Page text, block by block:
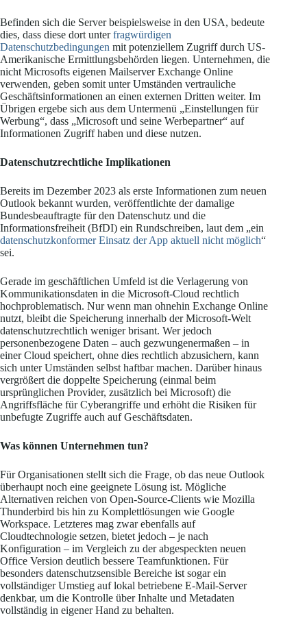
Befinden sich die Server beispielsweise in den USA, bedeute
dies, dass diese dort unterfragwürdigen
Datenschutzbedingungen mit potenziellem Zugriff durch US-
Amerikanische Ermittlungsbehörden liegen. Unternehmen, die
nicht Microsofts eigenen Mailserver Exchange Online
verwenden, geben somit unter Umständen vertrauliche
Geschäftsinformationen an einen externen Dritten weiter. Im
Übrigen ergebe sich aus dem Untermenü „Einstellungen für
Werbung“, dass „Microsoft und seine Werbepartner“ auf
Informationen Zugriff haben und diese nutzen.
Datenschutzrechtliche Implikationen
Bereits im Dezember 2023 als erste Informationen zum neuen
Outlook bekannt wurden, veröffentlichte der damalige
Bundesbeauftragte für den Datenschutz und die
Informationsfreiheit (BfDI) ein Rundschreiben, laut dem „ein
datenschutzkonformer Einsatz der App aktuell nicht möglich“
sei.
Gerade im geschäftlichen Umfeld ist die Verlagerung von
Kommunikationsdaten in die Microsoft-Cloud rechtlich
hochproblematisch. Nur wenn man ohnehin Exchange Online
nutzt, bleibt die Speicherung innerhalb der Microsoft-Welt
datenschutzrechtlich weniger brisant. Wer jedoch
personenbezogene Daten – auch gezwungenermaßen – in
einer Cloud speichert, ohne dies rechtlich abzusichern, kann
sich unter Umständen selbst haftbar machen. Darüber hinaus
vergrößert die doppelte Speicherung (einmal beim
ursprünglichen Provider, zusätzlich bei Microsoft) die
Angriffsfläche für Cyberangriffe und erhöht die Risiken für
unbefugte Zugriffe auch auf Geschäftsdaten.
Was können Unternehmen tun?
Für Organisationen stellt sich die Frage, ob das neue Outlook
überhaupt noch eine geeignete Lösung ist. Mögliche
Alternativen reichen von Open-Source-Clients wie Mozilla
Thunderbird bis hin zu Komplettlösungen wie Google
Workspace. Letzteres mag zwar ebenfalls auf
Cloudtechnologie setzen, bietet jedoch – je nach
Konfiguration – im Vergleich zu der abgespeckten neuen
Office Version deutlich bessere Teamfunktionen. Für
besonders datenschutzsensible Bereiche ist sogar ein
vollständiger Umstieg auf lokal betriebene E-Mail-Server
denkbar, um die Kontrolle über Inhalte und Metadaten
vollständig in eigener Hand zu behalten.